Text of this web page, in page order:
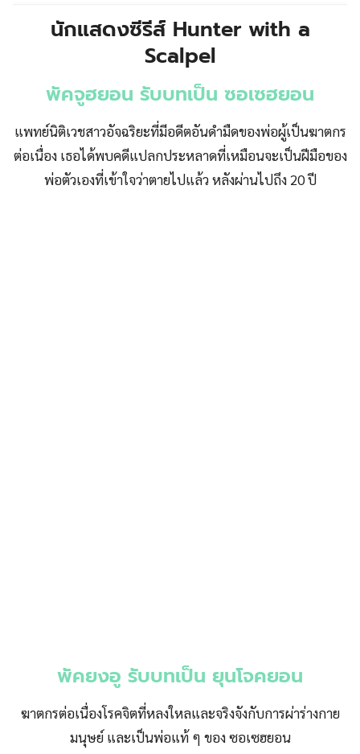
นักแสดงซีรีส์ Hunter with a
Scalpel
พัคจูฮยอน รับบทเป็น ซอเซฮยอน
แพทย์นิติเวชสาวอัจฉริยะที่มีอดีตอันดำมืดของพ่อผู้เป็นฆาตกร
ต่อเนื่อง เธอได้พบคดีแปลกประหลาดที่เหมือนจะเป็นฝีมือของ
พ่อตัวเองที่เข้าใจว่าตายไปแล้ว หลังผ่านไปถึง 20 ปี
พัคยงอู รับบทเป็น ยุนโจคยอน
ฆาตกรต่อเนื่องโรคจิตที่หลงใหลและจริงจังกับการผ่าร่างกาย
มนุษย์ และเป็นพ่อแท้ ๆ ของ ซอเซฮยอน